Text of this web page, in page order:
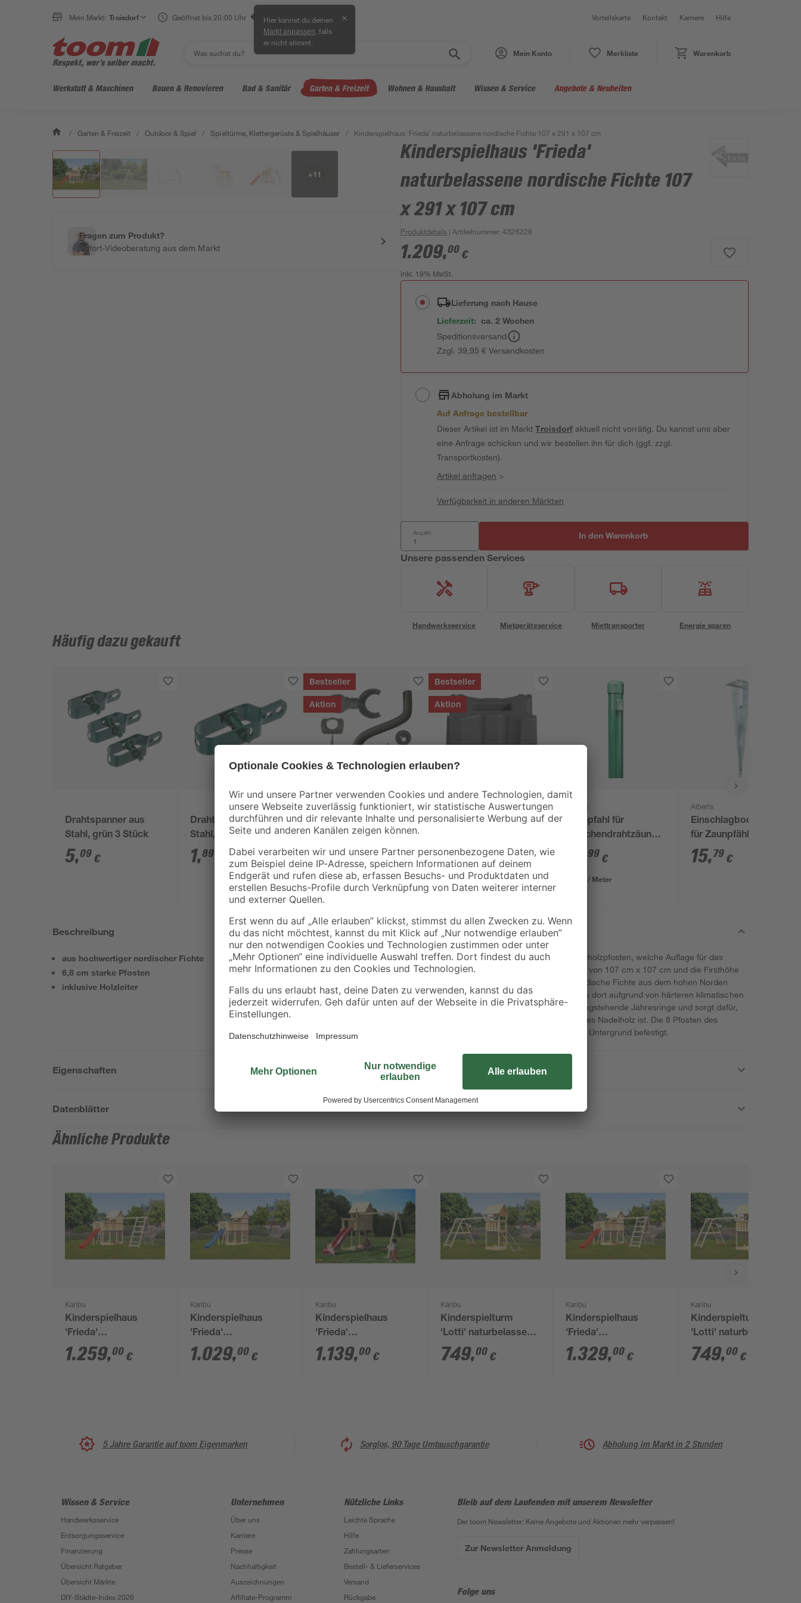
Mein Markt: Troisdorf Geöffnet bis 20:00 Uhr Hier kannst du deinen
Markt anpassen , falls
er nicht stimmt.
✕ Vorteilskarte Kontakt Karriere Hilfe
Mein Konto Merkliste Warenkorb
Werkstatt & Maschinen Bauen & Renovieren Bad & Sanitär Garten & Freizeit Wohnen & Haushalt Wissen & Service Angebote & Neuheiten
/ Garten & Freizeit / Outdoor & Spiel / Spieltürme, Klettergerüste & Spielhäuser / Kinderspielhaus 'Frieda' naturbelassene nordische Fichte 107 x 291 x 107 cm
+11
Fragen zum Produkt?
Sofort-Videoberatung aus dem Markt
Kinderspielhaus 'Frieda'
naturbelassene nordische Fichte 107
x 291 x 107 cm
Produktdetails | Artikelnummer:4326228
1.209,00 €
inkl. 19% MwSt.
Lieferung nach Hause
Lieferzeit: ca. 2 Wochen
Speditionsversand
Zzgl. 39,95 € Versandkosten
Abholung im Markt
Auf Anfrage bestellbar
Dieser Artikel ist im MarktTroisdorfaktuell nicht vorrätig. Du kannst uns aber
eine Anfrage schicken und wir bestellen ihn für dich (ggf. zzgl.
Transportkosten).
Artikel anfragen >
Verfügbarkeit in anderen Märkten
Anzahl: In den Warenkorb
Unsere passenden Services
Handwerksservice Mietgeräteservice Miettransporter Energie sparen
Häufig dazu gekauft
Drahtspanner aus
Stahl, grün 3 Stück
5,09 €
Drahtspanner aus
Stahl, grün 10 cm
1,89
Bestseller
Aktion
GARANTIA
Regensammler
'Speedy' anthrazit
inkl. Zubehör
37,99 €
Bestseller
Aktion
GARANTIA
Sockel 'Basic-Line'
29,99€
Alberts
Zaunpfahl für
Maschendrahtzäune
grün Ø 3,4 x 150 cm
99 €
8,66 € / Meter
Alberts
Einschlagbodenhülse
für Zaunpfähle aus
Metallrohren silber Ø
3,4 x 50 cm
15,79 €
Beschreibung
aus hochwertiger nordischer Fichte
6,8 cm starke Pfosten
inklusive Holzleiter
Der Spielturm hat 68 mm x 68 mm starke Massivholzpfosten, welche Auflage für das
Satteldach bieten. Die Grundfläche (Basis-Turm) von 107 cm x 107 cm und die Firsthöhe
von 291 cm sind der Ausdruck von Qualität. Nordische Fichte aus dem hohen Norden
Europas ist der Grundstoff für diese Qualität. Das dort aufgrund von härteren klimatischen
Bedingungen langsam wachsende Holz bildet engstehende Jahresringe und sorgt dafür,
dass das Fichtenholz härter als mitteleuropäisches Nadelholz ist. Die 8 Pfosten des
Grundturmes werden mittels Schaukelankern im Untergrund befestigt.
Eigenschaften
Datenblätter
Ähnliche Produkte
Karibu
Kinderspielhaus
'Frieda'
naturbelassene
nordische Fichte 264
1.259,00 €
Karibu
Kinderspielhaus
'Frieda'
naturbelassene
nordische Fichte 107
1.029,00 €
Karibu
Kinderspielhaus
'Frieda'
naturbelassene
nordische Fichte 347
1.139,00 €
Karibu
Kinderspielturm
'Lotti' naturbelassene
nordische Fichte 107
x 291 x 107 cm
749,00 €
Karibu
Kinderspielhaus
'Frieda'
naturbelassene
nordische Fichte 107
1.329,00 €
Karibu
Kinderspielturm
'Lotti' naturbelassene
nordische Fichte 107
x 291 x 107 cm
749,00 €
5 Jahre Garantie auf toom Eigenmarken Sorglos, 90 Tage Umtauschgarantie Abholung im Markt in 2 Stunden
Wissen & Service
Handwerksservice
Entsorgungsservice
Finanzierung
Übersicht Ratgeber
Übersicht Märkte
DIY-Städte-Index 2026
Unternehmen
Über uns
Karriere
Presse
Nachhaltigkeit
Auszeichnungen
Affiliate-Programm
Nützliche Links
Leichte Sprache
Hilfe
Zahlungsarten
Bestell- & Lieferservices
Versand
Rückgabe
Bleib auf dem Laufenden mit unserem Newsletter
Der toom Newsletter: Keine Angebote und Aktionen mehr verpassen!
Zur Newsletter Anmeldung
Folge uns